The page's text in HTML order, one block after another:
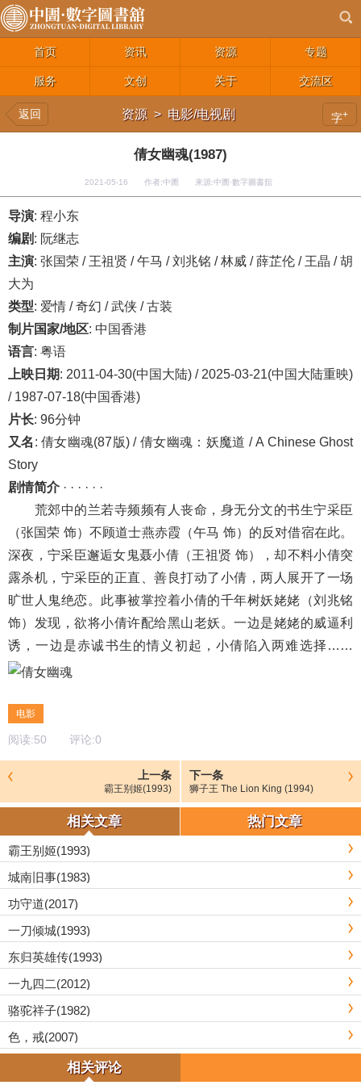
首页 资讯 资源 专题
服务 文创 关于 交流区
返回 资源 > 电影/电视剧 字+
倩女幽魂(1987)
2021-05-16 作者:中圕 来源:中圕·數字圖書舘
导演: 程小东
编剧 : 阮继志
主演: 张国荣 / 王祖贤 / 午马 / 刘兆铭 / 林威 / 薛芷伦 / 王晶 / 胡
大为
类型: 爱情 / 奇幻 / 武侠 / 古装
制片国家/地区: 中国香港
语言: 粤语
上映日期: 2011-04-30(中国大陆) / 2025-03-21(中国大陆重映)
/ 1987-07-18(中国香港)
片长: 96分钟
又名 : 倩女幽魂(87版) / 倩女幽魂：妖魔道 / A Chinese Ghost
Story
剧情简介 · · · · · ·
荒郊中的兰若寺频频有人丧命，身无分文的书生宁采臣
（张国荣 饰）不顾道士燕赤霞（午马 饰）的反对借宿在此。
深夜，宁采臣邂逅女鬼聂小倩（王祖贤 饰），却不料小倩突
露杀机，宁采臣的正直、善良打动了小倩，两人展开了一场
旷世人鬼绝恋。此事被掌控着小倩的千年树妖姥姥（刘兆铭
饰）发现，欲将小倩许配给黑山老妖。一边是姥姥的威逼利
诱，一边是赤诚书生的情义初起，小倩陷入两难选择……
电影
阅读:50 评论:0
上一条
霸王别姬(1993)
下一条
狮子王 The Lion King (1994)
相关文章 热门文章
霸王别姬(1993)
城南旧事(1983)
功守道(2017)
一刀倾城(1993)
东归英雄传(1993)
一九四二(2012)
骆驼祥子(1982)
色，戒(2007)
相关评论